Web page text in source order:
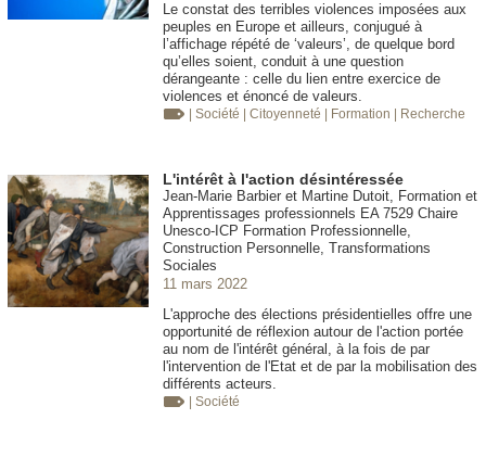
Le constat des terribles violences imposées aux
peuples en Europe et ailleurs, conjugué à
l’affichage répété de ‘valeurs’, de quelque bord
qu’elles soient, conduit à une question
dérangeante : celle du lien entre exercice de
violences et énoncé de valeurs.
| Société | Citoyenneté | Formation | Recherche
L'intérêt à l'action désintéressée
Jean-Marie Barbier et Martine Dutoit, Formation et
Apprentissages professionnels EA 7529 Chaire
Unesco-ICP Formation Professionnelle,
Construction Personnelle, Transformations
Sociales
11 mars 2022
L'approche des élections présidentielles offre une
opportunité de réflexion autour de l'action portée
au nom de l'intérêt général, à la fois de par
l'intervention de l'Etat et de par la mobilisation des
différents acteurs.
| Société